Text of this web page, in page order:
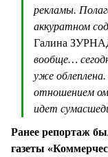
рекламы.
аккуратном
Галина
вообще…
уже
отношением
идет
Ранее репортаж
газеты